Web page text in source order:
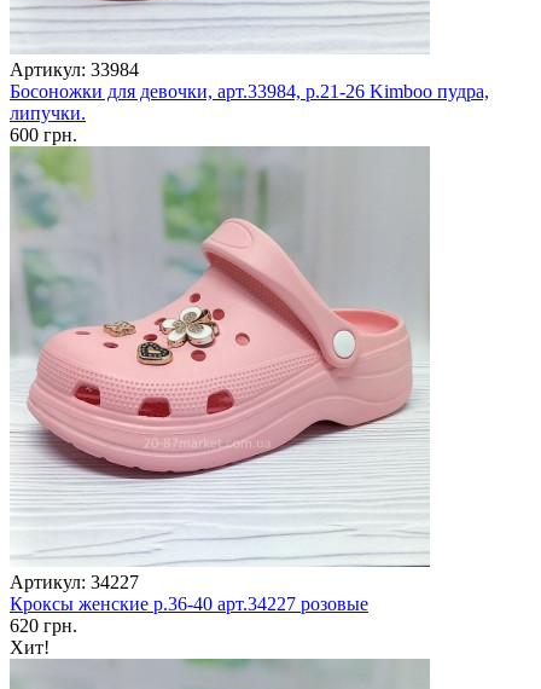
Артикул: 33984
Босоножки для девочки, арт.33984, р.21-26 Kimboo пудра,
липучки.
600 грн.
Артикул: 34227
Кроксы женские р.36-40 арт.34227 розовые
620 грн.
Хит!